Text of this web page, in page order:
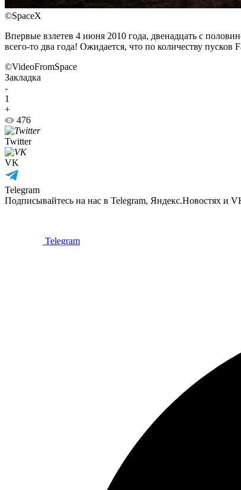
©SpaceX
Впервые взлетев 4 июня 2010 года, двенадцать с
всего-то два года! Ожидается, что по количеству
©VideoFromSpace
Закладка
-
1
+
476
Twitter
VK
Telegram
Подписывайтесь на нас в Telegram, Яндекс.Новостях и
Telegram